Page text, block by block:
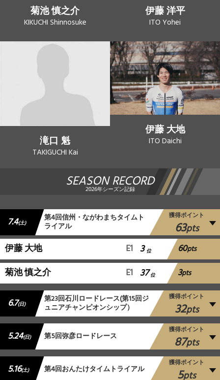
菊池 慎之介
KIKUCHI Shinnosuke
伊藤 洋平
ITO Yohei
滝口 魁
TAKIGUCHI Kai
伊藤 大地
ITO Daichi
SEASON RECORD
2026年シーズン記録
7.4(土) 第4回信州・ながわまちタイムト
ライアル
獲得ポイント
63pts
伊藤 大地 E1 3 位 60pts
菊池 慎之介 E1 37 位 3pts
6.7(日) 第23回石川ロードレース(第15回ジ
ュニアチャンピオンシップ）
獲得ポイント
32pts
5.24(日) 第5回弥彦ロードレース
獲得ポイント
87pts
5.16(土) 第4回おんたけタイムトライアル
獲得ポイント
5pts